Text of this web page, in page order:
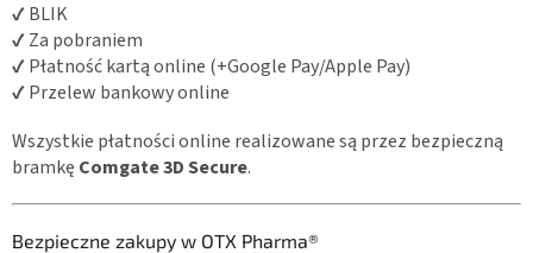
✔ BLIK
✔ Za pobraniem
✔ Płatność kartą online (+Google Pay/Apple Pay)
✔ Przelew bankowy online
Wszystkie płatności online realizowane są przez bezpieczną
bramkę Comgate 3D Secure.
Bezpieczne zakupy w OTX Pharma®